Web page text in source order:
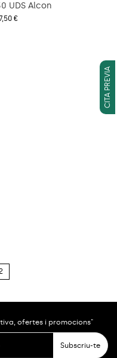
CITA PREVIA
UDS Alcon
€
2
ofertes i promocions"
Subscriu-te